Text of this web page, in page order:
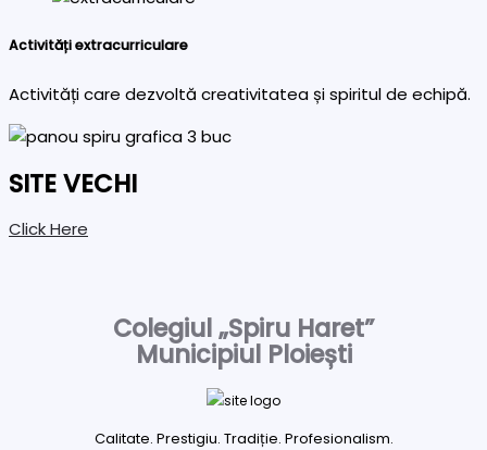
Activități extracurriculare
Activități care dezvoltă creativitatea și spiritul de echipă.
SITE VECHI
Click Here
Colegiul „Spiru Haret”
Municipiul Ploiești
Calitate. Prestigiu. Tradiție. Profesionalism.